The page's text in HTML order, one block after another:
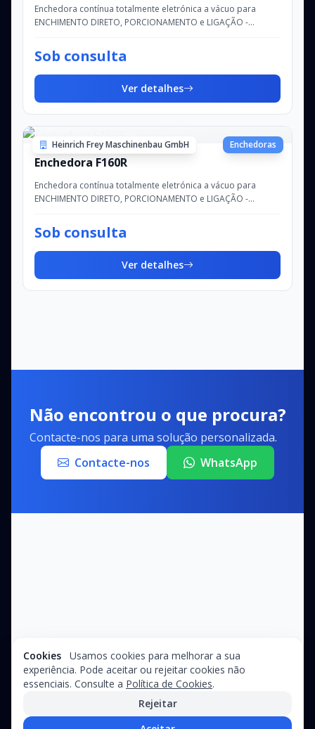
Cookies
Usamos cookies para melhorar a sua
experiência. Pode aceitar ou rejeitar cookies não
essenciais. Consulte a Política de Cookies.
Rejeitar
Enchedora contínua totalmente eletrónica a vácuo para
ENCHIMENTO DIRETO, PORCIONAMENTO e LIGAÇÃO -
Sob consulta
Ver detalhes
Heinrich Frey Maschinenbau GmbH Enchedoras
Enchedora F160R
Enchedora contínua totalmente eletrónica a vácuo para
ENCHIMENTO DIRETO, PORCIONAMENTO e LIGAÇÃO -
Sob consulta
Ver detalhes
Não encontrou o que procura?
Contacte-nos para uma solução personalizada.
Contacte-nos
WhatsApp